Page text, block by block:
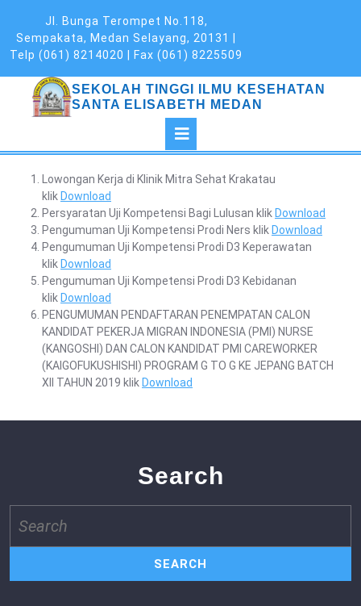
content
Jl. Bunga Terompet No.118,
Sempakata, Medan Selayang, 20131 |
Telp (061) 8214020 | Fax (061) 8225509
SEKOLAH TINGGI ILMU KESEHATAN
SANTA ELISABETH MEDAN
Button
Lowongan Kerja di Klinik Mitra Sehat Krakatau
klik Download
Persyaratan Uji Kompetensi Bagi Lulusan klik Download
Pengumuman Uji Kompetensi Prodi Ners klik Download
Pengumuman Uji Kompetensi Prodi D3 Keperawatan
klik Download
Pengumuman Uji Kompetensi Prodi D3 Kebidanan
klik Download
PENGUMUMAN PENDAFTARAN PENEMPATAN CALON
KANDIDAT PEKERJA MIGRAN INDONESIA (PMI) NURSE
(KANGOSHI) DAN CALON KANDIDAT PMI CAREWORKER
(KAIGOFUKUSHISHI) PROGRAM G TO G KE JEPANG BATCH
XII TAHUN 2019 klik Download
Search
for: